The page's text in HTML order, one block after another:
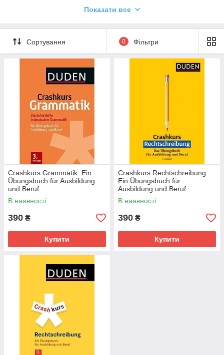
Показати все
Сортування 0 Фільтри
Crashkurs Grammatik: Ein
Übungsbuch für Ausbildung
und Beruf
В наявності
390 ₴
Купити
Crashkurs Rechtschreibung:
Ein Übungsbuch für
Ausbildung und Beruf
4.Auflage (Duden)
В наявності
390 ₴
Купити